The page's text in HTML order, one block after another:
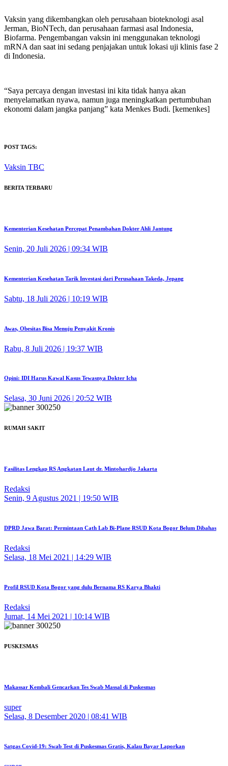
Vaksin yang dikembangkan oleh perusahaan bioteknologi asal
Jerman, BioNTech, dan perusahaan farmasi asal Indonesia,
Biofarma. Pengembangan vaksin ini menggunakan teknologi
mRNA dan saat ini sedang penjajakan untuk lokasi uji klinis fase 2
di Indonesia.
“Saya percaya dengan investasi ini kita tidak hanya akan
menyelamatkan nyawa, namun juga meningkatkan pertumbuhan
ekonomi dalam jangka panjang” kata Menkes Budi. [kemenkes]
POST TAGS:
Vaksin TBC
BERITA TERBARU
Kementerian Kesehatan Percepat Penambahan Dokter Ahli Jantung
Senin, 20 Juli 2026 | 09:34 WIB
Kementerian Kesehatan Tarik Investasi dari Perusahaan Takeda, Jepang
Sabtu, 18 Juli 2026 | 10:19 WIB
Awas, Obesitas Bisa Menuju Penyakit Kronis
Rabu, 8 Juli 2026 | 19:37 WIB
Opini: IDI Harus Kawal Kasus Tewasnya Dokter Icha
Selasa, 30 Juni 2026 | 20:52 WIB
RUMAH SAKIT
Fasilitas Lengkap RS Angkatan Laut dr. Mintohardjo Jakarta
Redaksi
Senin, 9 Agustus 2021 | 19:50 WIB
DPRD Jawa Barat: Permintaan Cath Lab Bi-Plane RSUD Kota Bogor Belum Dibahas
Redaksi
Selasa, 18 Mei 2021 | 14:29 WIB
Profil RSUD Kota Bogor yang dulu Bernama RS Karya Bhakti
Redaksi
Jumat, 14 Mei 2021 | 10:14 WIB
PUSKESMAS
Makassar Kembali Gencarkan Tes Swab Massal di Puskesmas
super
Selasa, 8 Desember 2020 | 08:41 WIB
Satgas Covid-19: Swab Test di Puskesmas Gratis, Kalau Bayar Laporkan